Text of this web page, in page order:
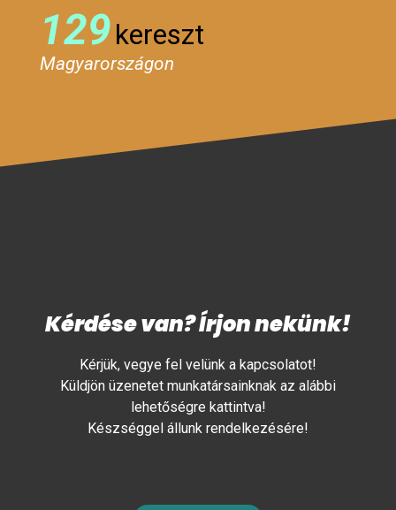
129kereszt
Magyarországon
Kérdése van? Írjon nekünk!
Kérjük, vegye fel velünk a kapcsolatot!
Küldjön üzenetet munkatársainknak az alábbi
lehetőségre kattintva!
Készséggel állunk rendelkezésére!